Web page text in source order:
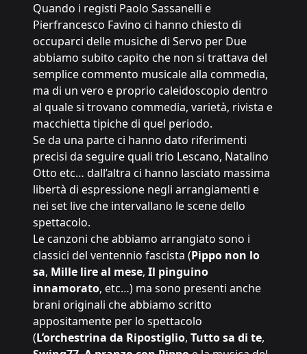
Quando i registi Paolo Sassanelli e
Pierfrancesco Favino ci hanno chiesto di
occuparci delle musiche di Servo per Due
abbiamo subito capito che non si trattava del
semplice commento musicale alla commedia,
ma di un vero e proprio caleidoscopio dentro
al quale si trovano commedia, varietà, rivista e
macchietta tipiche di quel periodo.
Se da una parte ci hanno dato riferimenti
precisi da seguire quali trio Lescano, Natalino
Otto etc… dall’altra ci hanno lasciato massima
libertà di espressione negli arrangiamenti e
nei set live che intervallano le scene dello
spettacolo.
Le canzoni che abbiamo arrangiato sono i
classici del ventennio fascista (Pippo non lo
sa, Mille lire al mese, Il pinguino
innamorato, etc…) ma sono presenti anche
brani originali che abbiamo scritto
appositamente per lo spettacolo
(L’orchestrina da Ripostiglio, Tutto sa di te,